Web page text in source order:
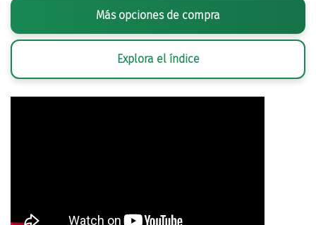
Más opciones de compra
Explora el índice